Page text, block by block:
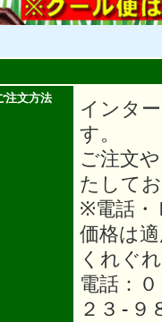
注文方法
インタ
す。
ご注文
たして
※電話・
価格は
くれぐ
電話：
２３-９